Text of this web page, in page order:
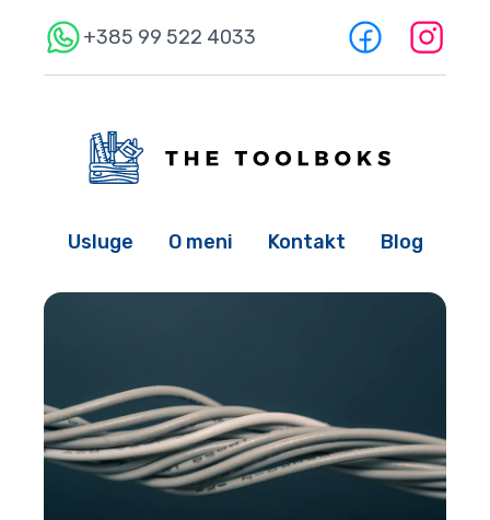
+385 99 522 4033
Usluge O meni Kontakt Blog